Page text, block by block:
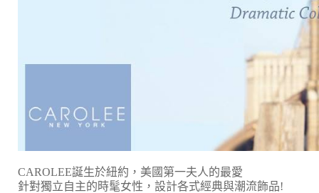
CAROLEE誕生於紐約，美國第一夫人的最愛
針對獨立自主的時髦女性，設計各式經典與潮流飾品!